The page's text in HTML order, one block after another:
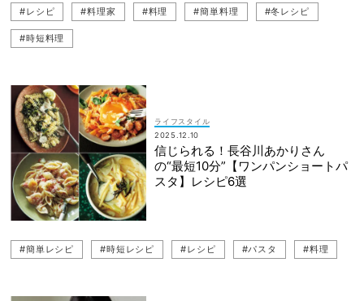
#レシピ #料理家 #料理 #簡単料理 #冬レシピ
#時短料理
ライフスタイル
2025.12.10
信じられる！長谷川あかりさん
の“最短10分”【ワンパンショートパ
スタ】レシピ6選
#簡単レシピ #時短レシピ #レシピ #パスタ #料理